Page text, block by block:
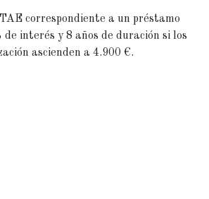
correspondiente a un préstamo
interés y 8 años de duración si los
ascienden a 4.900 €.